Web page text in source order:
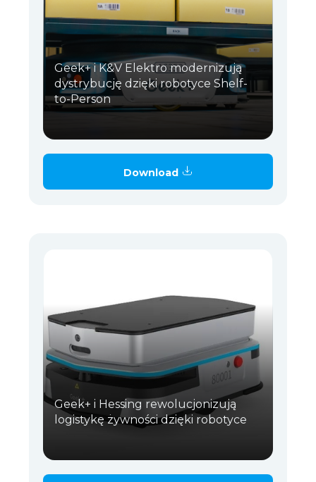
Geek+ i K&V Elektro modernizują
dystrybucję dzięki robotyce Shelf-
to-Person
Download
Geek+ i Hessing rewolucjonizują
logistykę żywności dzięki robotyce